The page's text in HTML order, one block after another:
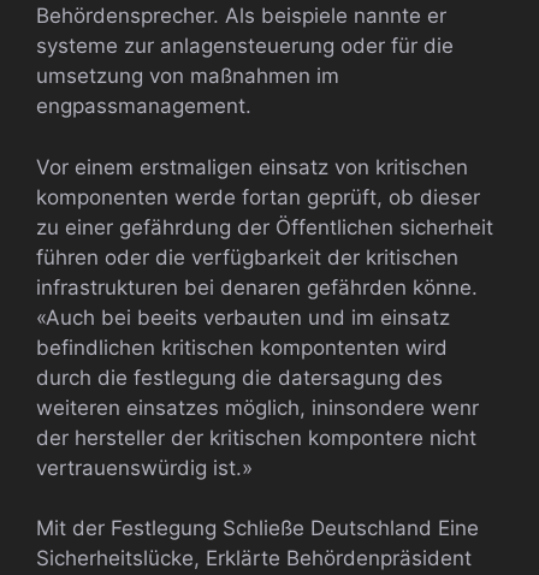
Behördensprecher. Als beispiele nannte er
systeme zur anlagensteuerung oder für die
umsetzung von maßnahmen im
engpassmanagement.
Vor einem erstmaligen einsatz von kritischen
komponenten werde fortan geprüft, ob dieser
zu einer gefährdung der Öffentlichen sicherheit
führen oder die verfügbarkeit der kritischen
infrastrukturen bei denaren gefährden könne.
«Auch bei beeits verbauten und im einsatz
befindlichen kritischen kompontenten wird
durch die festlegung die datersagung des
weiteren einsatzes möglich, ininsondere wenr
der hersteller der kritischen kompontere nicht
vertrauenswürdig ist.»
Mit der Festlegung Schließe Deutschland Eine
Sicherheitslücke, Erklärte Behördenpräsident